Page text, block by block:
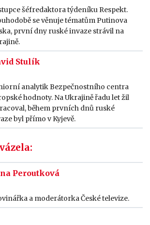
šéfredaktora týdeníku Respekt.
se věnuje tématům Putinova
první dny ruské invaze strávil na
Stulík
analytik Bezpečnostního centra
hodnoty. Na Ukrajině řadu let žil
během prvních dnů ruské
byl přímo v Kyjevě.
Peroutková
a moderátorka České televize.